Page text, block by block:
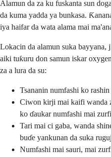
Alamun da za ku fuskanta sun
da kuma yadda ya bunkasa.
iya haifar da wata alama mai
Lokacin da alamun suka bayyana,
aiki tuƙuru don samun iskar
za a lura da su:
Tsananin numfashi ko
Ciwon kirji mai kaifi wanda
ko ɗaukar numfashi mai zurfi
Tari mai ci gaba, wanda
buɗe yankunan da suka
Numfashi mai sauri, mai